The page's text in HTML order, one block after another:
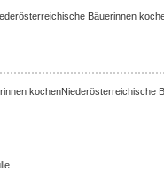
Bäuerinnen
Niederösterreichische